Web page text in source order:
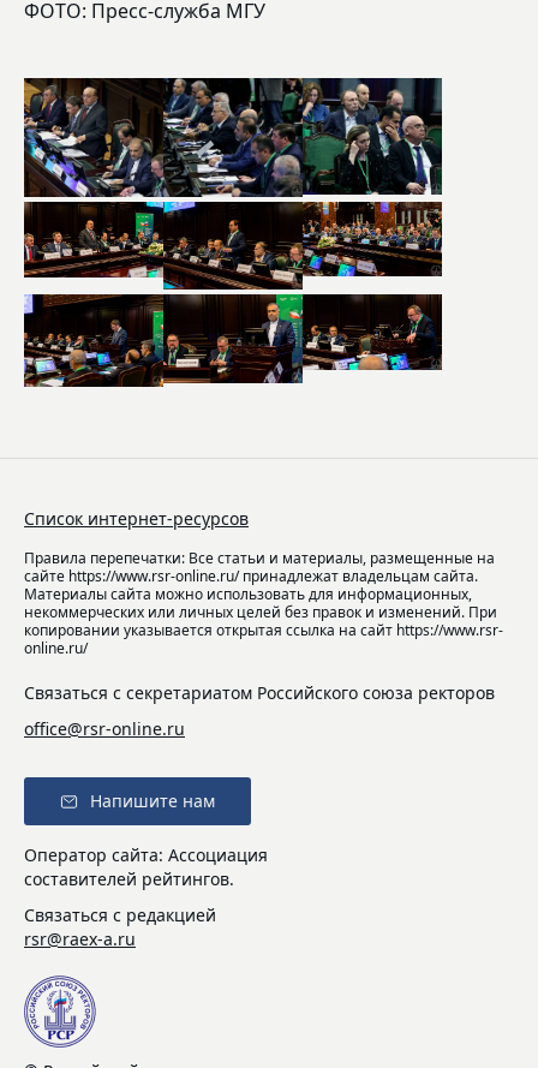
ФОТО: Пресс-служба МГУ
Список интернет-ресурсов
Правила перепечатки: Все статьи и материалы, размещенные на
сайте https://www.rsr-online.ru/ принадлежат владельцам сайта.
Материалы сайта можно использовать для информационных,
некоммерческих или личных целей без правок и изменений. При
копировании указывается открытая ссылка на сайт https://www.rsr-
online.ru/
Связаться с секретариатом Российского союза ректоров
office@rsr-online.ru
Напишите нам
Оператор сайта: Ассоциация
составителей рейтингов.
Связаться с редакцией
rsr@raex-a.ru